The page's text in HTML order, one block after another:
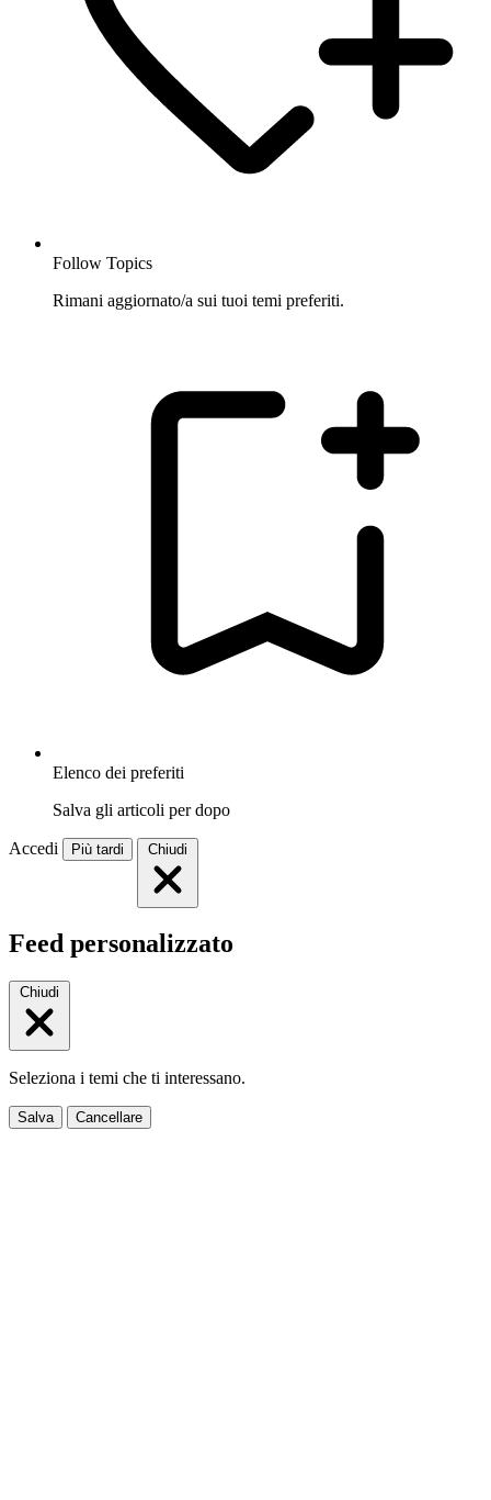
Follow Topics
Rimani aggiornato/a sui tuoi temi preferiti.
Elenco dei preferiti
Salva gli articoli per dopo
Accedi Più tardi Chiudi
Feed personalizzato
Chiudi
Seleziona i temi che ti interessano.
Salva Cancellare